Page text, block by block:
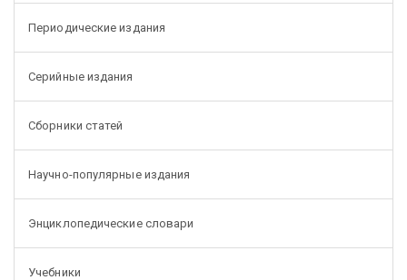
Периодические издания
Серийные издания
Сборники статей
Научно-популярные издания
Энциклопедические словари
Учебники